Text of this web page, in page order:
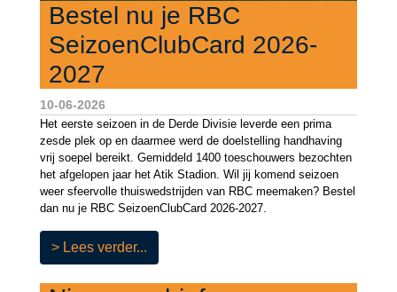
Bestel nu je RBC
SeizoenClubCard 2026-
2027
10-06-2026
Het eerste seizoen in de Derde Divisie leverde een prima
zesde plek op en daarmee werd de doelstelling handhaving
vrij soepel bereikt. Gemiddeld 1400 toeschouwers bezochten
het afgelopen jaar het Atik Stadion. Wil jij komend seizoen
weer sfeervolle thuiswedstrijden van RBC meemaken? Bestel
dan nu je RBC SeizoenClubCard 2026-2027.
> Lees verder...